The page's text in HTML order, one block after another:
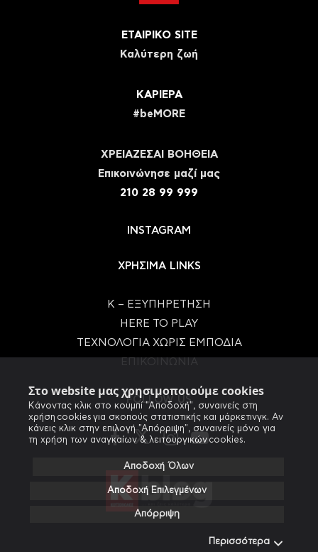
Στο website μας χρησιμοποιούμε cookies
Κάνοντας κλικ στο κουμπί "Αποδοχή", συναινείς στη
χρήση cookies για σκοπούς στατιστικής και μάρκετινγκ. Αν
κάνεις κλικ στην επιλογή "Απόρριψη", συναινείς μόνο για
τη χρήση των αναγκαίων & λειτουργικών cookies.
Αποδοχή Όλων
Αποδοχή Επιλεγμένων
Απόρριψη
Περισσότερα
ΕΤΑΙΡΙΚΟ SITE
Καλύτερη ζωή
ΚΑΡΙΕΡΑ
#beMORE
ΧΡΕΙΑΖΕΣΑΙ ΒΟΗΘΕΙΑ
Eπικοινώνησε μαζί μας
210 28 99 999
INSTAGRAM
ΧΡΗΣΙΜΑ LINKS
Κ – ΕΞΥΠΗΡΕΤΗΣΗ
HERE TO PLAY
ΤΕΧΝΟΛΟΓΙΑ ΧΩΡΙΣ ΕΜΠΟΔΙΑ
FOLLOW US